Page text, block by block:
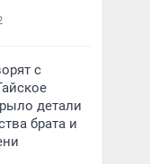
с
детали
брата и